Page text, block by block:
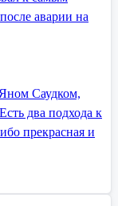
аварии на
Саудком,
два подхода к
прекрасная и